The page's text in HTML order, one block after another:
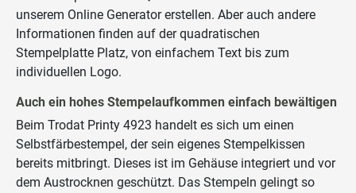
unserem Online Generator erstellen. Aber auch andere
Informationen finden auf der quadratischen
Stempelplatte Platz, von einfachem Text bis zum
individuellen Logo.
Auch ein hohes Stempelaufkommen einfach bewältigen
Beim Trodat Printy 4923 handelt es sich um einen
Selbstfärbestempel, der sein eigenes Stempelkissen
bereits mitbringt. Dieses ist im Gehäuse integriert und vor
dem Austrocknen geschützt. Das Stempeln gelingt so